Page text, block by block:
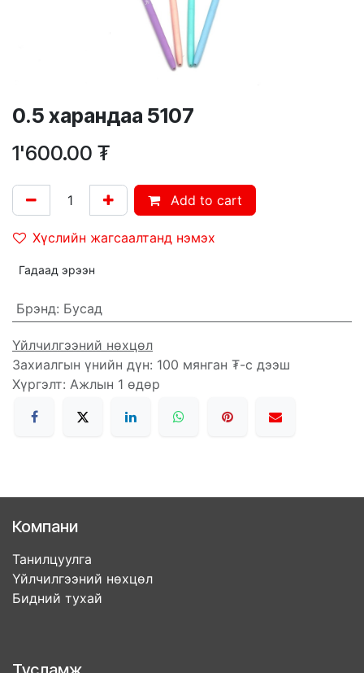
0.5 харандаа 5107
1'600.00 ₮
Add to cart
Хүслийн жагсаалтанд нэмэх
Гадаад эрээн
Брэнд: Бусад
Үйлчилгээний нөхцөл
Захиалгын үнийн дүн: 100 мянган ₮-с дээш
Хүргэлт: Ажлын 1 өдөр
Компани
Танилцуулга
Үйлчилгээний нөхцөл
Бидний тухай